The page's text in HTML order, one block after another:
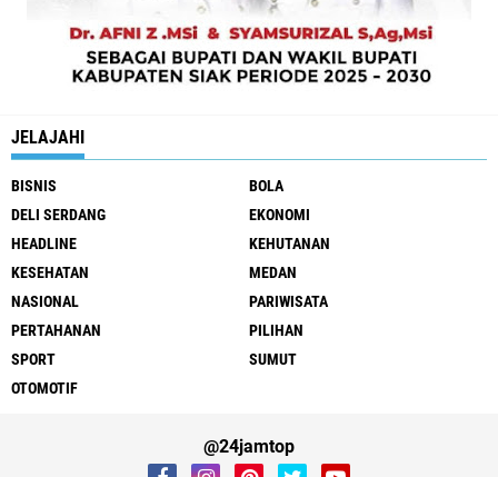
JELAJAHI
BISNIS
BOLA
DELI SERDANG
EKONOMI
HEADLINE
KEHUTANAN
KESEHATAN
MEDAN
NASIONAL
PARIWISATA
PERTAHANAN
PILIHAN
SPORT
SUMUT
OTOMOTIF
@24jamtop